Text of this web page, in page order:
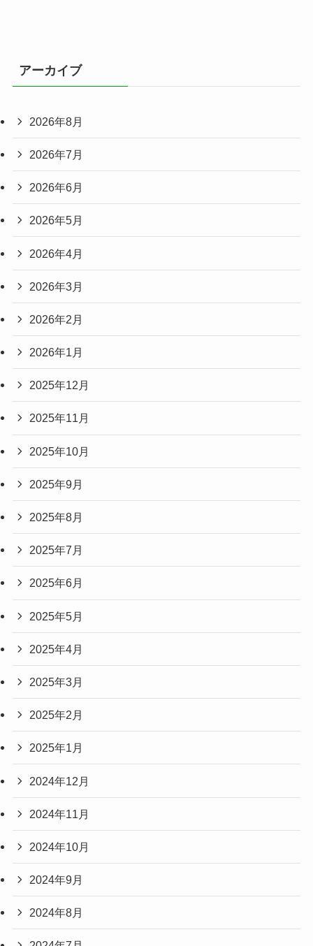
アーカイブ
2026年8月
2026年7月
2026年6月
2026年5月
2026年4月
2026年3月
2026年2月
2026年1月
2025年12月
2025年11月
2025年10月
2025年9月
2025年8月
2025年7月
2025年6月
2025年5月
2025年4月
2025年3月
2025年2月
2025年1月
2024年12月
2024年11月
2024年10月
2024年9月
2024年8月